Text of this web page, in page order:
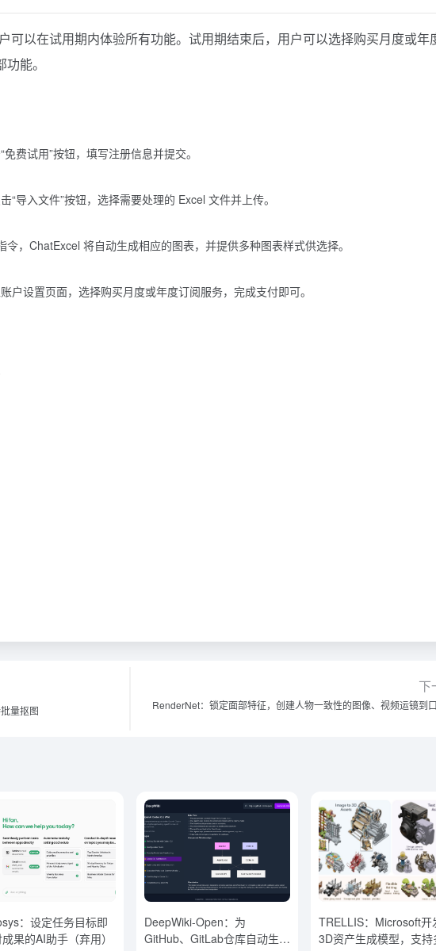
可以在试用期内体验所有功能。试用期结束后，用户可以选择购买月度或年
能。
费试用”按钮，填写注册信息并提交。
“导入文件”按钮，选择需要处理的 Excel 文件并上传。
令，ChatExcel 将自动生成相应的图表，并提供多种图表样式供选择。
户设置页面，选择购买月度或年度订阅服务，完成支付即可。
量抠图
下
RenderNet：锁定面部特征，创建人物一致性的图像、视频运镜到
：设定任务目标即
果的AI助手（弃用）
DeepWiki-Open：为
GitHub、GitLab仓库自动生成
TRELLIS：Microsoft开
3D资产生成模型，支持